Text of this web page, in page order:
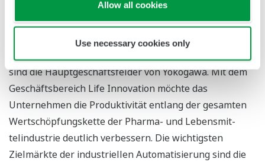
Allow all cookies
Use necessary cookies only
zukunftsweisende Forschung und innovative Produkte
spezialisiert. Industri-elle Automatisierung, Test- und
Messausrüstung sowie innovative Nischen-Produkte
wie z.B. für die Gesundheits- und Luftfahrttechnologie
sind die Hauptgeschäftsfelder von Yokogawa. Mit dem
Geschäftsbereich Life Innovation möchte das
Unternehmen die Produktivität entlang der gesamten
Wertschöpfungskette der Pharma- und Lebensmit-
telindustrie deutlich verbessern. Die wichtigsten
Zielmärkte der industriellen Automatisierung sind die